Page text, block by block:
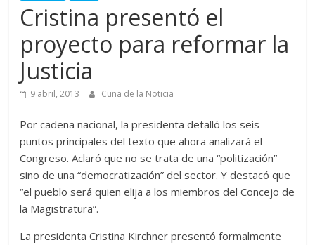
Cristina presentó el
proyecto para reformar la
Justicia
9 abril, 2013 Cuna de la Noticia
Por cadena nacional, la presidenta detalló los seis
puntos principales del texto que ahora analizará el
Congreso. Aclaró que no se trata de una “politización”
sino de una “democratización” del sector. Y destacó que
“el pueblo será quien elija a los miembros del Concejo de
la Magistratura”.
La presidenta Cristina Kirchner presentó formalmente